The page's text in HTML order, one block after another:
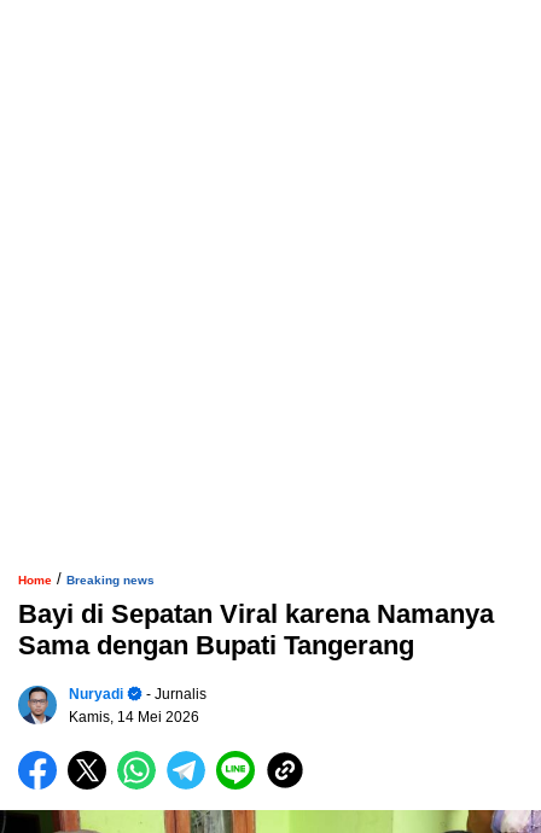
Home / Breaking news
Bayi di Sepatan Viral karena Namanya
Sama dengan Bupati Tangerang
Nuryadi
- Jurnalis
Kamis, 14 Mei 2026